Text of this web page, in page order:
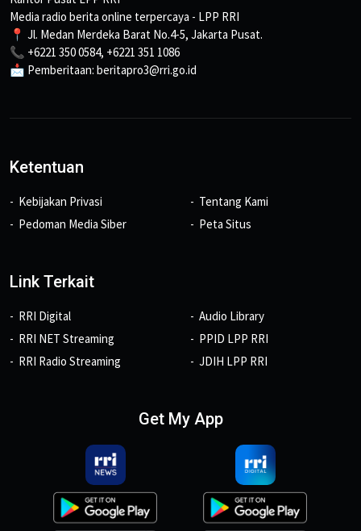
Media radio berita online terpercaya - LPP RRI
📍 Jl. Medan Merdeka Barat No.4-5, Jakarta Pusat.
📞 +6221 350 0584, +6221 351 1086
📩 Pemberitaan: beritapro3@rri.go.id
Ketentuan
Kebijakan Privasi
Pedoman Media Siber
Tentang Kami
Peta Situs
Link Terkait
RRI Digital
RRI NET Streaming
RRI Radio Streaming
Audio Library
PPID LPP RRI
JDIH LPP RRI
Get My App